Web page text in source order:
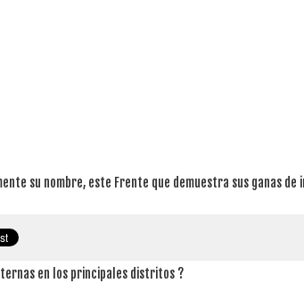
su nombre, este Frente que demuestra sus ganas
en los principales distritos ?